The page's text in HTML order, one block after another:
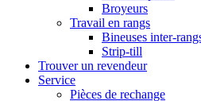
Broyeurs
Travail en rangs
Bineuses inter-
Strip-till
Trouver un revendeur
Service
Pièces de rechange